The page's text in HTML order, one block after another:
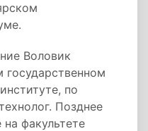
Воловик
государственном
по
Позднее
факультете